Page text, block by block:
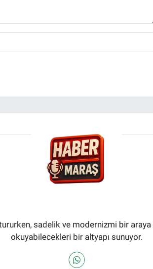
sadelik ve modernizmi bir
okuyabilecekleri bir altyapı sunuyor.